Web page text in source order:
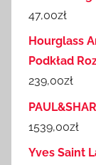
47,00zł
Hourglass
Podkład
239,00zł
1539,00zł
Yves Saint